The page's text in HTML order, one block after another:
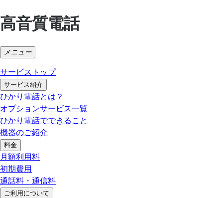
高音質電話
メニュー
サービストップ
サービス紹介
ひかり電話とは？
オプションサービス一覧
ひかり電話でできること
機器のご紹介
料金
月額利用料
初期費用
通話料・通信料
ご利用について